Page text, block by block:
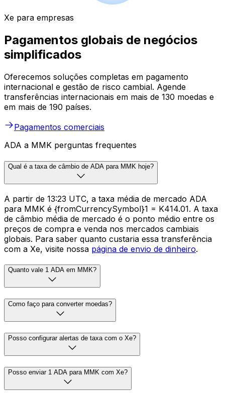
Xe para empresas
Pagamentos globais de negócios
simplificados
Oferecemos soluções completas em pagamento
internacional e gestão de risco cambial. Agende
transferências internacionais em mais de 130 moedas e
em mais de 190 países.
Pagamentos comerciais
ADA a MMK perguntas frequentes
Qual é a taxa de câmbio de ADA para MMK hoje?
A partir de 13:23 UTC, a taxa média de mercado ADA
para MMK é {fromCurrencySymbol}1 = K414.01. A taxa
de câmbio média de mercado é o ponto médio entre os
preços de compra e venda nos mercados cambiais
globais. Para saber quanto custaria essa transferência
com a Xe, visite nossa página de envio de dinheiro.
Quanto vale 1 ADA em MMK?
Como faço para converter moedas?
Posso configurar alertas de taxa com o Xe?
Posso enviar 1 ADA para MMK com Xe?